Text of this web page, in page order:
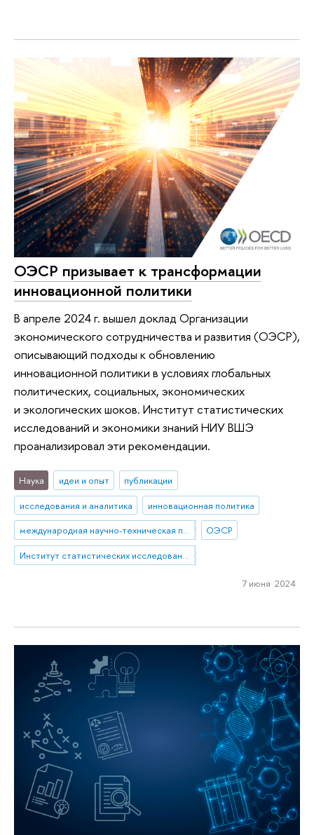
ОЭСР призывает к трансформации
инновационной политики
В апреле 2024 г. вышел доклад Организации
экономического сотрудничества и развития (ОЭСР),
описывающий подходы к обновлению
инновационной политики в условиях глобальных
политических, социальных, экономических
и экологических шоков. Институт статистических
исследований и экономики знаний НИУ ВШЭ
проанализировал эти рекомендации.
Наука идеи и опыт
публикации
исследования и аналитика
инновационная политика
международная научно-техническая политика
ОЭСР
Институт статистических исследований и экономики знаний
7 июня 2024